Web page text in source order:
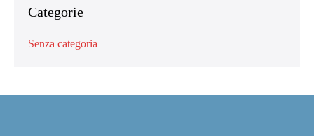
Categorie
Senza categoria